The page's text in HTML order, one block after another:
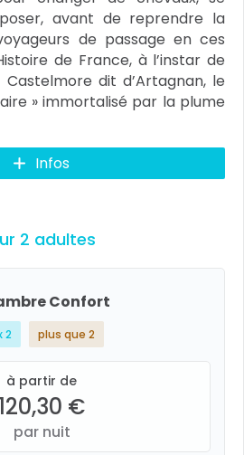
avant de reprendre la
de passage en ces
de France, à l’instar de
dit d’Artagnan, le
» immortalisé par la plume
Infos
2 adultes
Confort
2 plus que 2
à partir de
120,30 €
par nuit